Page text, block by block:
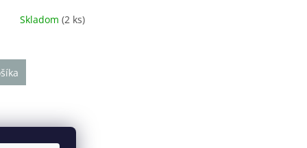
Skladom(2 ks)